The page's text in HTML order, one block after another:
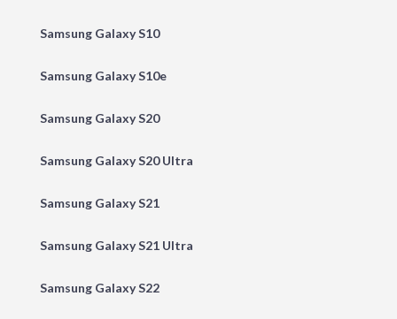
Samsung Galaxy S10
Samsung Galaxy S10e
Samsung Galaxy S20
Samsung Galaxy S20 Ultra
Samsung Galaxy S21
Samsung Galaxy S21 Ultra
Samsung Galaxy S22